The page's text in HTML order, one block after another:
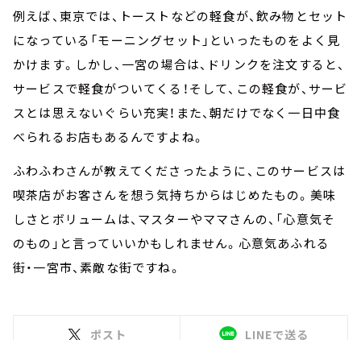
例えば、東京では、トーストなどの軽食が、飲み物とセット
になっている「モーニングセット」といったものをよく見
かけます。しかし、一宮の場合は、ドリンクを注文すると、
サービスで軽食がついてくる！そして、この軽食が、サービ
スとは思えないぐらい充実！また、朝だけでなく一日中食
べられるお店もあるんですよね。
ふわふわさんが教えてくださったように、このサービスは
喫茶店がお客さんを想う気持ちからはじめたもの。美味
しさとボリュームは、マスターやママさんの、「心意気そ
のもの」と言っていいかもしれません。心意気あふれる
街・一宮市、素敵な街ですね。
ポスト LINEで送る